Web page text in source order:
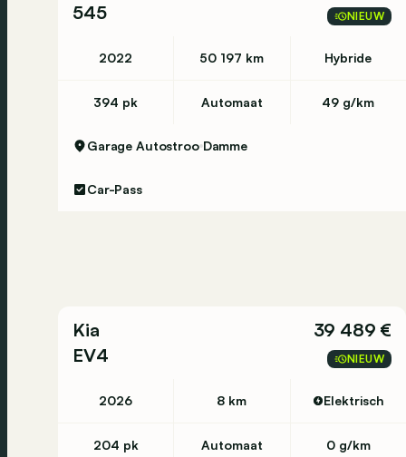
545
NIEUW
2022 50 197 km Hybride
394 pk Automaat 49 g/km
Garage Autostroo Damme
Car-Pass
Kia
EV4
39 489 €
NIEUW
2026 8 km Elektrisch
204 pk Automaat 0 g/km